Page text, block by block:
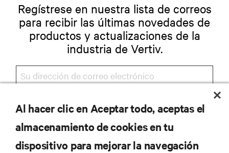
Regístrese en nuestra lista de correos
para recibir las últimas novedades de
productos y actualizaciones de la
industria de Vertiv.
REGISTRARSE
Al hacer clic en Aceptar todo, aceptas el
almacenamiento de cookies en tu
dispositivo para mejorar la navegación